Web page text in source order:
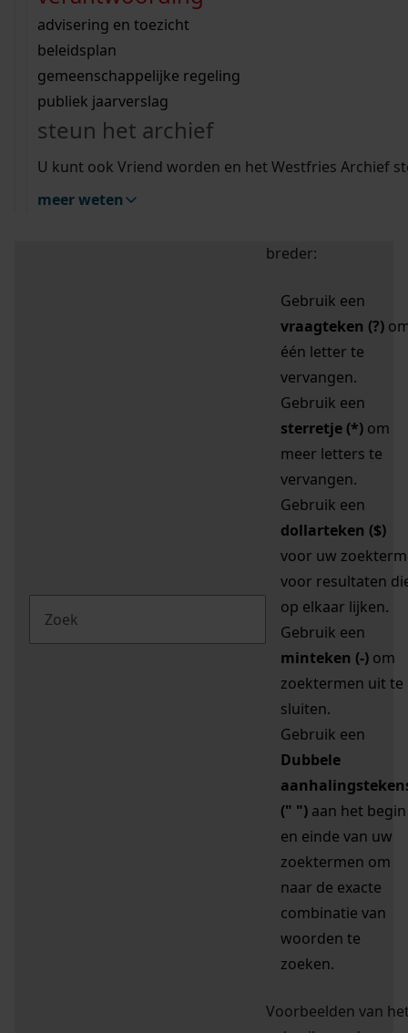
bouwvergunningen
omgevingsvergunningen
vergunningen
beeld en geluid
uitleg nodig?
Wij helpen u op weg met een aantal zoektips.
bekijk alle zoektips
Wij helpen u op weg met een aantal zoektips.
bekijk alle zoektips
bekijk ons geschiedenislokaal
advisering en toezicht
beleidsplan
gemeenschappelijke regeling
publiek jaarverslag
steun het archief
U kunt ook Vriend worden en het Westfries Archief
meer weten
zoektips
Mijn Studiezaal (inloggen)
uw zoekopdracht te
breder:
Gebruik een
vraagteken (?)
één letter te
vervangen.
Gebruik een
sterretje (*) om
meer letters te
vervangen.
Gebruik een
dollarteken ($)
voor uw zoekterm
voor resultaten
op elkaar lijken.
Gebruik een
minteken (-) om
zoektermen uit te
sluiten.
Gebruik een
Dubbele
(" ") aan het begin
en einde van uw
zoektermen om
naar de exacte
combinatie van
woorden te
zoeken.
Voorbeelden van